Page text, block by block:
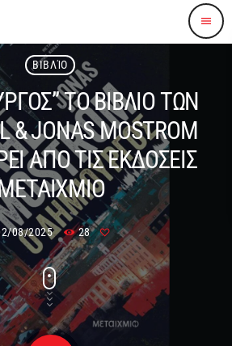
menu
ΒΙΒΛΊΟ
ΤΟ ΒΙΒΛΙΟ ΤΩΝ
& JONAS MOSTROM
ΑΠΟ ΤΙΣ ΕΚΔΟΣΕΙΣ
08/2025 28